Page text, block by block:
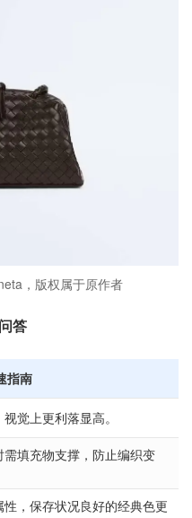
，版权属于原作者
答
指南
视觉上更利落显高。
填充物支撑，防止编织变
，保存状况良好的经典色更